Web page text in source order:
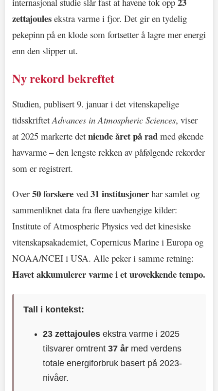
zettajoules ekstra varme i fjor. Det gir en tydelig
pekepinn på en klode som fortsetter å lagre mer energi
enn den slipper ut.
Ny rekord bekreftet
Studien, publisert 9. januar i det vitenskapelige
tidsskriftet Advances in Atmospheric Sciences, viser
at 2025 markerte det niende året på rad med økende
havvarme – den lengste rekken av påfølgende rekorder
som er registrert.
Over50 forskere ved 31 institusjoner har samlet og
sammenliknet data fra flere uavhengige kilder:
Institute of Atmospheric Physics ved det kinesiske
vitenskapsakademiet, Copernicus Marine i Europa og
NOAA/NCEI i USA. Alle peker i samme retning:
Havet akkumulerer varme i et urovekkende tempo.
Tall i kontekst:
23 zettajoules ekstra varme i 2025
tilsvarer omtrent37 år med verdens
totale energiforbruk basert på 2023-
nivåer.